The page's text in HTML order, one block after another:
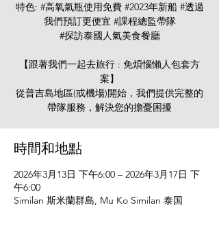
特色: #高氧氣瓶使用免費 #2023年新船 #透過
我們預訂更便宜 #課程總監帶隊
#探訪泰國人氣美食餐廳
【跟著我們一起去旅行 : 免煩惱懶人包套方
案】
從普吉島地區(或機場)開始，我們提供完整的
帶隊服務，解決您的擔憂困擾
時間和地點
2026年3月13日 下午6:00 – 2026年3月17日 下
午6:00
Similan 斯米蘭群島, Mu Ko Similan 泰国